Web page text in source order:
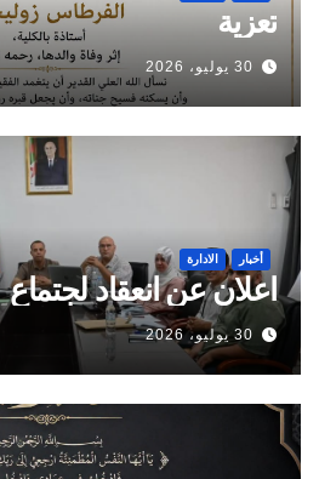
تعزية
30 يوليو، 2026
أخبار الادارة
اعلان عن انعقاد لجتماع
30 يوليو، 2026